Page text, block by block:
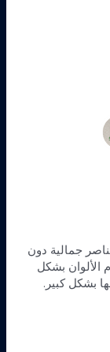
جمالية دون
الألوان بشكل
بشكل كبير.